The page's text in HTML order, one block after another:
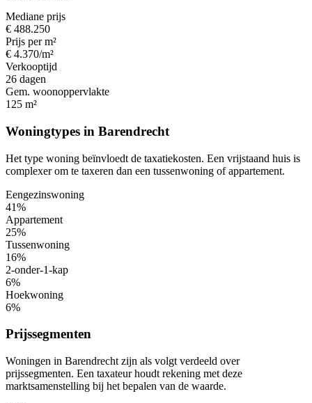
Mediane prijs
€ 488.250
Prijs per m²
€ 4.370/m²
Verkooptijd
26 dagen
Gem. woonoppervlakte
125 m²
Woningtypes in Barendrecht
Het type woning beïnvloedt de taxatiekosten. Een vrijstaand huis is
complexer om te taxeren dan een tussenwoning of appartement.
Eengezinswoning
41%
Appartement
25%
Tussenwoning
16%
2-onder-1-kap
6%
Hoekwoning
6%
Prijssegmenten
Woningen in Barendrecht zijn als volgt verdeeld over
prijssegmenten. Een taxateur houdt rekening met deze
marktsamenstelling bij het bepalen van de waarde.